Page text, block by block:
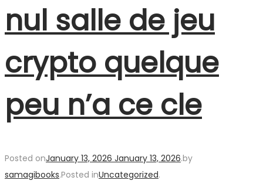
nul salle de jeu
crypto quelque
peu n’a ce cle
Posted onJanuary 13, 2026 January 13, 2026.by
samagibooks.Posted inUncategorized.